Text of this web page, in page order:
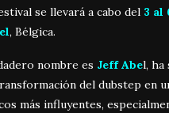
se llevará a cabo del 3 al
, Bélgica.
nombre es Jeff Abel, ha
del dubstep en
más influyentes,